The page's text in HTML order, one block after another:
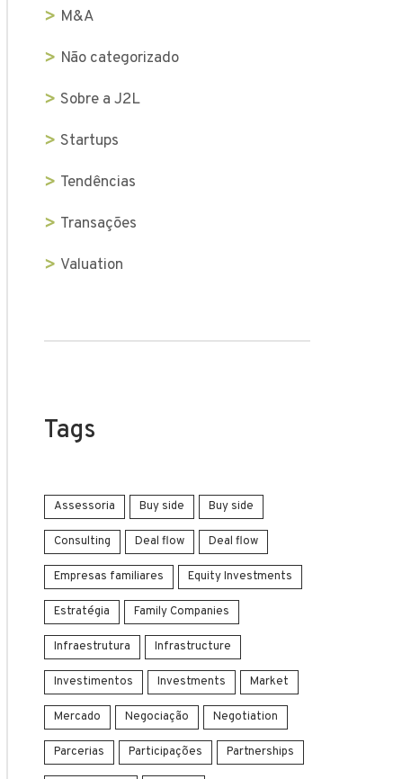
M&A
Não categorizado
Sobre a J2L
Startups
Tendências
Transações
Valuation
Tags
Assessoria Buy side Buy side
Consulting Deal flow Deal flow
Empresas familiares Equity Investments
Estratégia Family Companies
Infraestrutura Infrastructure
Investimentos Investments Market
Mercado Negociação Negotiation
Parcerias Participações Partnerships